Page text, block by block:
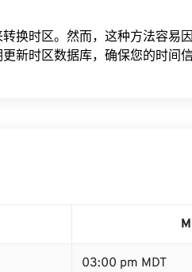
换时区。然而，这种方法容易
新时区数据库，确保您的时间信
03:00 pm MDT